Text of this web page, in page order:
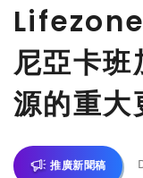
尼亞卡班
源的重大
推廣新聞稿